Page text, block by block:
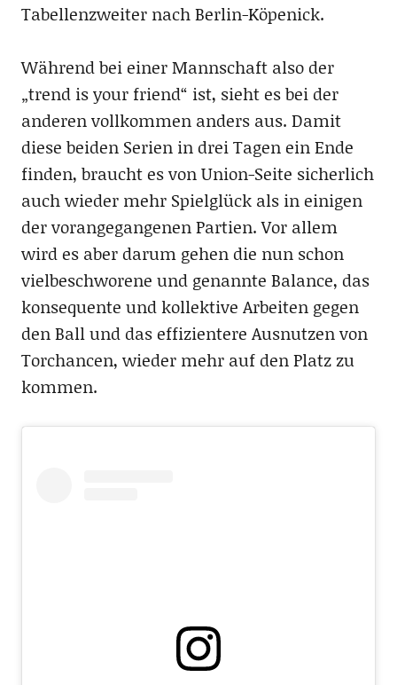
Tabellenzweiter nach Berlin-Köpenick.
Während bei einer Mannschaft also der
„trend is your friend“ ist, sieht es bei der
anderen vollkommen anders aus. Damit
diese beiden Serien in drei Tagen ein Ende
finden, braucht es von Union-Seite sicherlich
auch wieder mehr Spielglück als in einigen
der vorangegangenen Partien. Vor allem
wird es aber darum gehen die nun schon
vielbeschworene und genannte Balance, das
konsequente und kollektive Arbeiten gegen
den Ball und das effizientere Ausnutzen von
Torchancen, wieder mehr auf den Platz zu
kommen.